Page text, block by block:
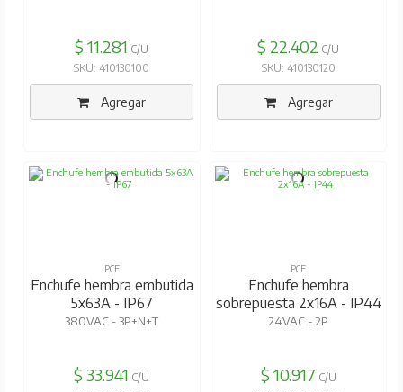
$ 11.281 C/U
SKU: 410130100
Agregar
$ 22.402 C/U
SKU: 410130120
Agregar
PCE
Enchufe hembra embutida
5x63A - IP67
380VAC - 3P+N+T
$ 33.941 C/U
PCE
Enchufe hembra
sobrepuesta 2x16A - IP44
24VAC - 2P
$ 10.917 C/U